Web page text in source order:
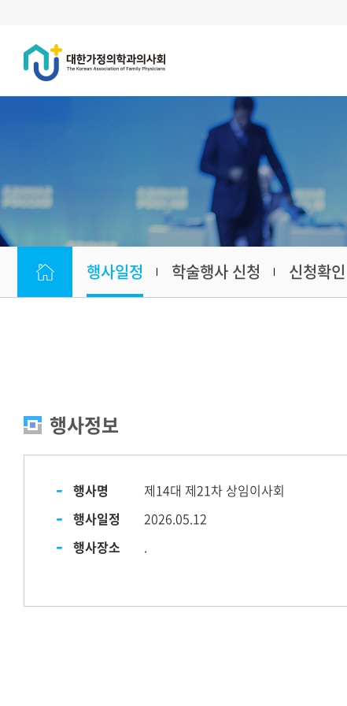
행사일정 학술행사 신청 신청확인
행사정보
행사명
제14대 제21차 상임이사회
행사일정
2026.05.12
행사장소
.